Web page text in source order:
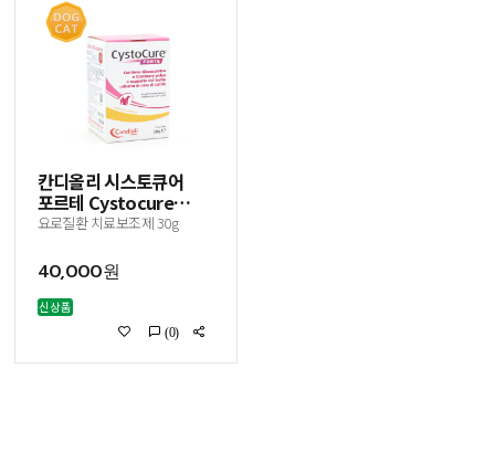
칸디올리 시스토큐어
포르테 Cystocure
Forte
요로질환 치료보조제 30g
40,000원
신상품
(0)